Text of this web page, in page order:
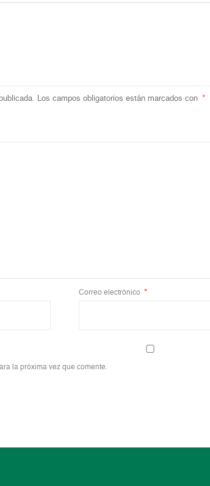
Los campos obligatorios están marcados con *
Correo electrónico *
la próxima vez que comente.